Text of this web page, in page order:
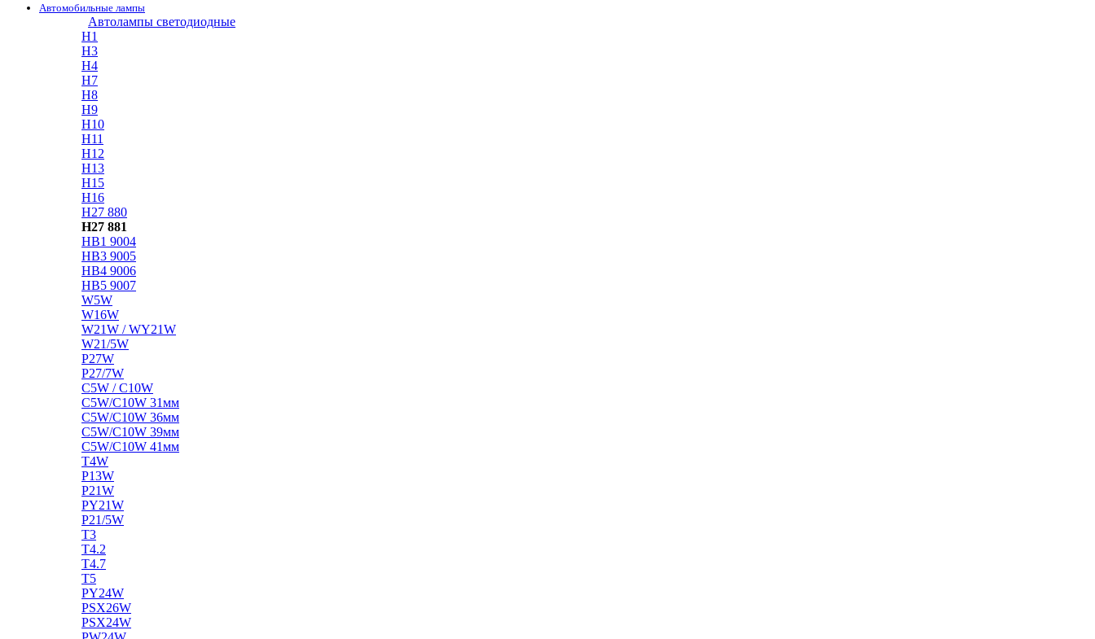
Автомобильные лампы
Автолампы светодиодные
H1
H3
H4
H7
H8
H9
H10
H11
H12
H13
H15
H16
H27 880
H27 881
HB1 9004
HB3 9005
HB4 9006
HB5 9007
W5W
W16W
W21W / WY21W
W21/5W
P27W
P27/7W
C5W / C10W
C5W/C10W 31мм
C5W/C10W 36мм
C5W/C10W 39мм
C5W/C10W 41мм
T4W
P13W
P21W
PY21W
P21/5W
T3
T4.2
T4.7
T5
PY24W
PSX26W
PSX24W